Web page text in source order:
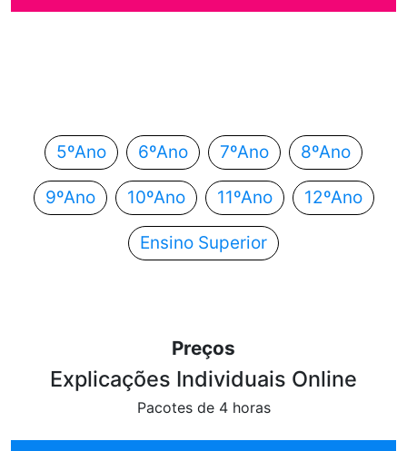
5ºAno 6ºAno 7ºAno 8ºAno
9ºAno 10ºAno 11ºAno 12ºAno
Ensino Superior
Preços
Explicações Individuais Online
Pacotes de 4 horas